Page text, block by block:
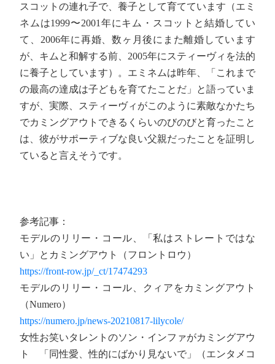
スコットの連れ子で、養子として育てています（エミ
ネムは1999〜2001年にキム・スコットと結婚してい
て、2006年に再婚、数ヶ月後にまた離婚しています
が、キムと和解する前、2005年にスティーヴィを法的
に養子としています）。エミネムは昨年、「これまで
の最高の達成は子どもを育てたことだ」と語っていま
すが、実際、スティーヴィがこのように素敵なかたち
でカミングアウトできるくらいのびのびと育ったこと
は、彼がサポーティブな良い父親だったことを証明し
ていると言えそうです。
参考記事：
モデルのリリー・コール、「私はストレートではな
い」とカミングアウト（フロントロウ）
https://front-row.jp/_ct/17474293
モデルのリリー・コール、クィアをカミングアウト
（Numero）
https://numero.jp/news-20210817-lilycole/
女性お笑いタレントのソン・インファがカミングアウ
ト 「同性愛、性的にばかり見ないで」（エンタメコ